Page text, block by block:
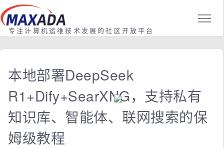
专注计算机运维技术发展的社区开放平台
本地部署DeepSeek
R1+Dify+SearXNG，支持私有
知识库、智能体、联网搜索的保
姆级教程